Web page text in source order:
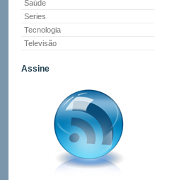
Saúde
Series
Tecnologia
Televisão
Assine